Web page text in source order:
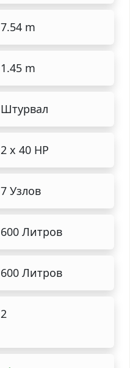
7.54 m
1.45 m
Штурвал
2 x 40 HP
7 Узлов
600 Литров
600 Литров
2